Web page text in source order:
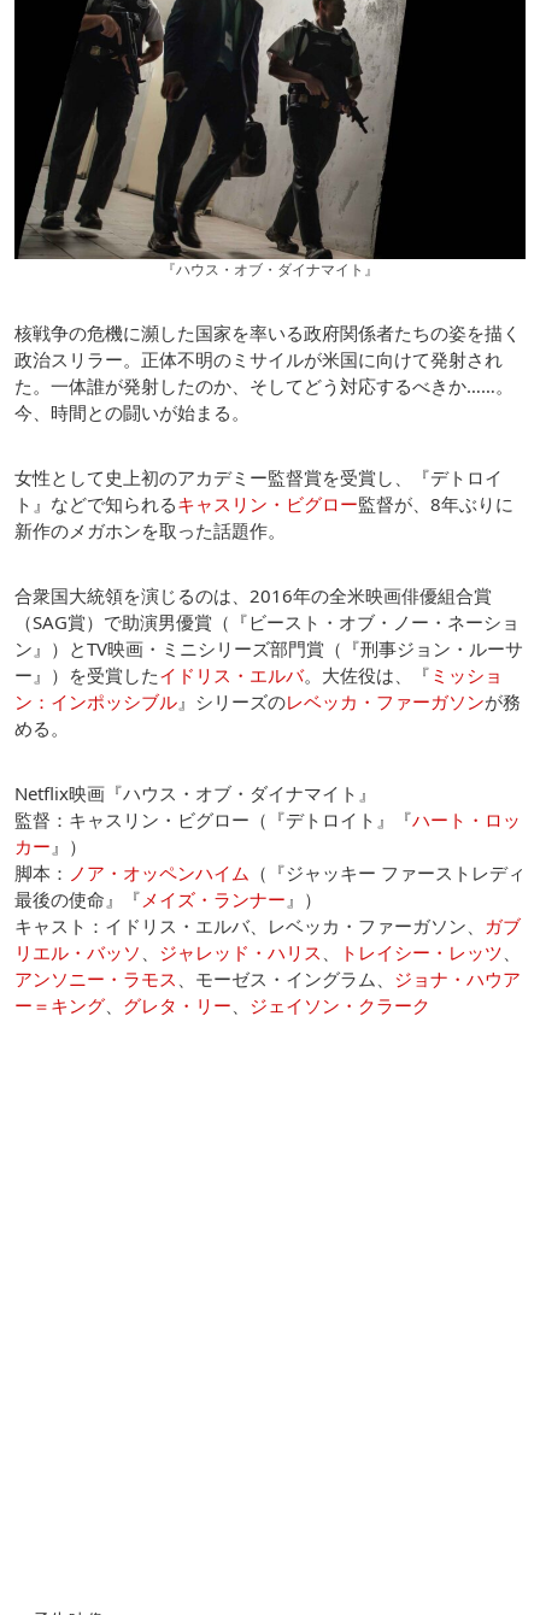
『ハウス・オブ・ダイナマイト』
核戦争の危機に瀕した国家を率いる政府関係者たちの姿を描く
政治スリラー。正体不明のミサイルが米国に向けて発射され
た。一体誰が発射したのか、そしてどう対応するべきか……。
今、時間との闘いが始まる。
女性として史上初のアカデミー監督賞を受賞し、『デトロイ
ト』などで知られるキャスリン・ビグロー監督が、8年ぶりに
新作のメガホンを取った話題作。
合衆国大統領を演じるのは、2016年の全米映画俳優組合賞
（SAG賞）で助演男優賞（『ビースト・オブ・ノー・ネーショ
ン』）とTV映画・ミニシリーズ部門賞（『刑事ジョン・ルーサ
ー』）を受賞したイドリス・エルバ。大佐役は、『 ミッショ
ン：インポッシブル 』シリーズのレベッカ・ファーガソンが務
める。
Netflix映画『ハウス・オブ・ダイナマイト』
監督：キャスリン・ビグロー（『デトロイト』『ハート・ロッ
カー 』）
脚本： ノア・オッペンハイム （『ジャッキー ファーストレディ
最後の使命』『 メイズ・ランナー 』）
キャスト：イドリス・エルバ、レベッカ・ファーガソン、 ガブ
リエル・バッソ
ジャレッド・ハリス トレイシー・レッツ
アンソニー・ラモス 、モーゼス・イングラム、 ジョナ・ハウア
ー＝キング
グレタ・リー ジェイソン・クラーク